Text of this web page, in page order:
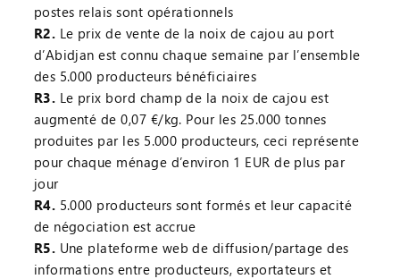
postes relais sont opérationnels
R2. Le prix de vente de la noix de cajou au port
d’Abidjan est connu chaque semaine par l’ensemble
des 5.000 producteurs bénéficiaires
R3. Le prix bord champ de la noix de cajou est
augmenté de 0,07 €/kg. Pour les 25.000 tonnes
produites par les 5.000 producteurs, ceci représente
pour chaque ménage d’environ 1 EUR de plus par
jour
R4. 5.000 producteurs sont formés et leur capacité
de négociation est accrue
R5. Une plateforme web de diffusion/partage des
informations entre producteurs, exportateurs et